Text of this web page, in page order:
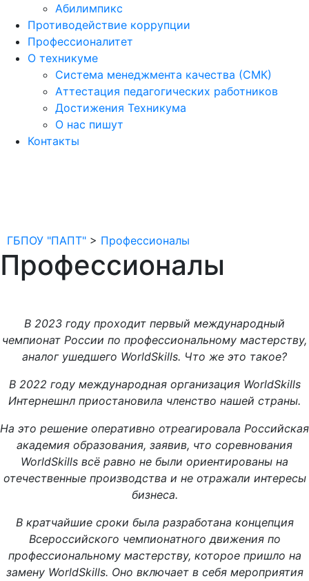
Абилимпикс
Противодействие коррупции
Профессионалитет
О техникуме
Система менеджмента качества (СМК)
Аттестация педагогических работников
Достижения Техникума
О нас пишут
Контакты
ГБПОУ "ПАПТ" > Профессионалы
Профессионалы
В 2023 году проходит первый международный
чемпионат России по профессиональному мастерству,
аналог ушедшего WorldSkills. Что же это такое?
В 2022 году международная организация WorldSkills
Интернешнл приостановила членство нашей страны.
На это решение оперативно отреагировала Российская
академия образования, заявив, что соревнования
WorldSkills всё равно не были ориентированы на
отечественные производства и не отражали интересы
бизнеса.
В кратчайшие сроки была разработана концепция
Всероссийского чемпионатного движения по
профессиональному мастерству, которое пришло на
замену WorldSkills. Оно включает в себя мероприятия